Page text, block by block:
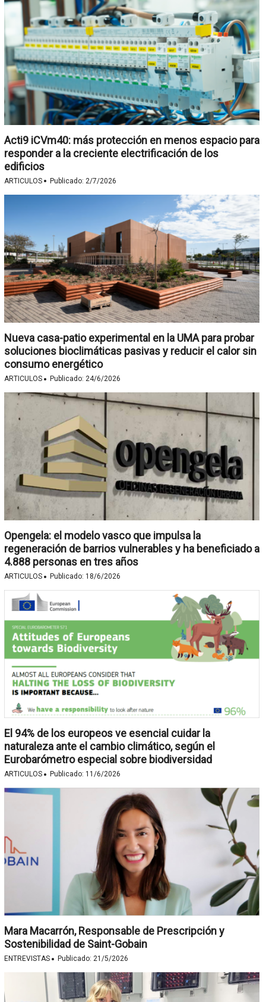
Acti9 iCVm40: más protección en menos espacio para
responder a la creciente electrificación de los
edificios
ARTICULOS · Publicado: 2/7/2026
Nueva casa-patio experimental en la UMA para probar
soluciones bioclimáticas pasivas y reducir el calor sin
consumo energético
ARTICULOS · Publicado: 24/6/2026
Opengela: el modelo vasco que impulsa la
regeneración de barrios vulnerables y ha beneficiado a
4.888 personas en tres años
ARTICULOS · Publicado: 18/6/2026
El 94% de los europeos ve esencial cuidar la
naturaleza ante el cambio climático, según el
Eurobarómetro especial sobre biodiversidad
ARTICULOS · Publicado: 11/6/2026
Mara Macarrón, Responsable de Prescripción y
Sostenibilidad de Saint-Gobain
ENTREVISTAS · Publicado: 21/5/2026